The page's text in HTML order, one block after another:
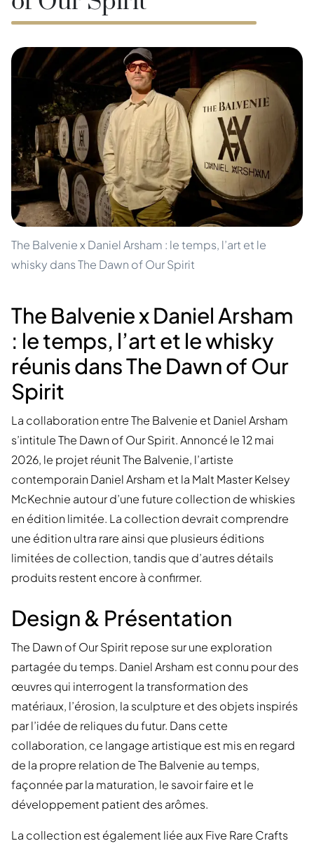
The Balvenie x Daniel Arsham : le temps, l’art et le
whisky dans The Dawn of Our Spirit
The Balvenie x Daniel Arsham
: le temps, l’art et le whisky
réunis dans The Dawn of Our
Spirit
La collaboration entre The Balvenie et Daniel Arsham
s’intitule The Dawn of Our Spirit. Annoncé le 12 mai
2026, le projet réunit The Balvenie, l’artiste
contemporain Daniel Arsham et la Malt Master Kelsey
McKechnie autour d’une future collection de whiskies
en édition limitée. La collection devrait comprendre
une édition ultra rare ainsi que plusieurs éditions
limitées de collection, tandis que d’autres détails
produits restent encore à confirmer.
Design & Présentation
The Dawn of Our Spirit repose sur une exploration
partagée du temps. Daniel Arsham est connu pour des
œuvres qui interrogent la transformation des
matériaux, l’érosion, la sculpture et des objets inspirés
par l’idée de reliques du futur. Dans cette
collaboration, ce langage artistique est mis en regard
de la propre relation de The Balvenie au temps,
façonnée par la maturation, le savoir faire et le
développement patient des arômes.
La collection est également liée aux Five Rare Crafts